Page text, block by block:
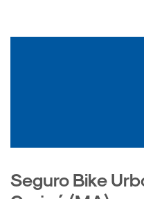
Seguro Bike